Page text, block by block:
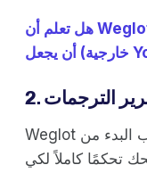
هل تعلم أن Weglot يمكنه (دون الحاجة إلى أي إضافات
الترجمات
Weglot طبقة "ترجمة تلقائية" أولية لكي تجنب البدء من
تحكمًا كاملاً لكي